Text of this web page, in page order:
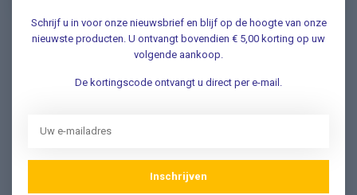
Vragen? Wij helpen graag!
✔ Snelle antwoorden op veelgestelde vragen ✔ Direct
Klantenservice
Schrijf u in voor onze nieuwsbrief en blijf op de hoogte van onze
nieuwste producten. U ontvangt bovendien € 5,00 korting op uw
volgende aankoop.
De kortingscode ontvangt u direct per e-mail.
Inschrijven